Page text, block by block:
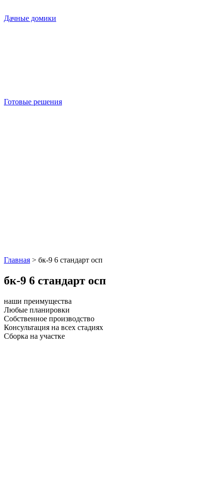
Дачные домики
Готовые решения
Главная > бк-9 6 стандарт осп
бк-9 6 стандарт осп
наши преимущества
Любые планировки
Собственное производство
Консультация на всех стадиях
Сборка на участке